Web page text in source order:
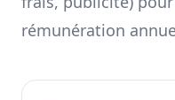
rémunération